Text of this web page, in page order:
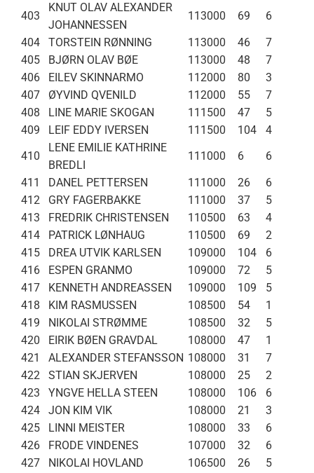
403
KNUT OLAV ALEXANDER
JOHANNESSEN
113000 69
6
404
TORSTEIN RØNNING 113000 46
7
405
BJØRN OLAV BØE 113000 48
7
406
EILEV SKINNARMO 112000 80
3
407
ØYVIND QVENILD 112000 55
7
408
LINE MARIE SKOGAN 111500 47
5
409
LEIF EDDY IVERSEN 111500 104
4
410
LENE EMILIE KATHRINE
BREDLI
111000 6
6
411
DANEL PETTERSEN 111000 26
6
412
GRY FAGERBAKKE 111000 37
5
413
FREDRIK CHRISTENSEN 110500 63
4
414
PATRICK LØNHAUG 110500 69
2
415
DREA UTVIK KARLSEN 109000 104
6
416
ESPEN GRANMO 109000 72
5
417
KENNETH ANDREASSEN 109000 109
5
418
KIM RASMUSSEN 108500 54
1
419
NIKOLAI STRØMME 108500 32
5
420
EIRIK BØEN GRAVDAL 108000 47
1
421
ALEXANDER STEFANSSON 108000 31
7
422
STIAN SKJERVEN 108000 25
2
423
YNGVE HELLA STEEN 108000 106
6
424
JON KIM VIK 108000 21
3
425
LINNI MEISTER 108000 33
6
426
FRODE VINDENES 107000 32
6
427
NIKOLAI HOVLAND 106500 26
5